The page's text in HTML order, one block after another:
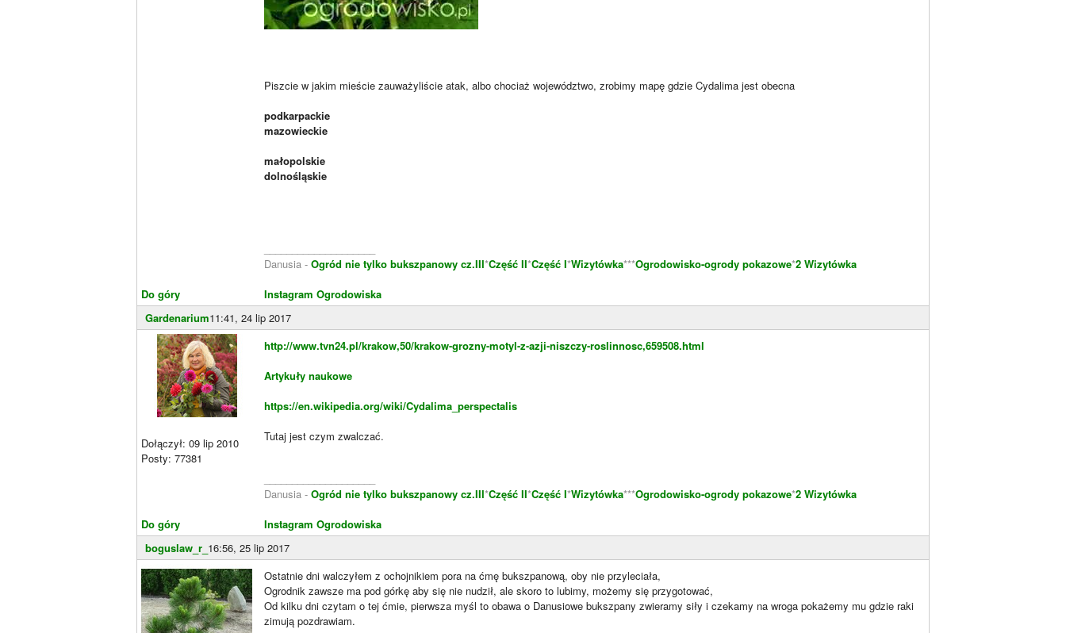
Do góry
Piszcie w jakim mieście zauważyliście atak, albo chociaż województwo, zrobimy mapę gdzie Cydalima jest obecna
podkarpackie
mazowieckie
małopolskie
dolnośląskie
Danusia - Ogród nie tylko bukszpanowy cz.III*Część II*Część I*Wizytówka***Ogrodowisko-ogrody pokazowe*2 Wizytówka
Instagram Ogrodowiska
Gardenarium11:41, 24 lip 2017
Dołączył: 09 lip 2010
Posty: 77381
Do góry
http://www.tvn24.pl/krakow,50/krakow-grozny-motyl-z-azji-niszczy-roslinnosc,659508.html
Artykuły naukowe
https://en.wikipedia.org/wiki/Cydalima_perspectalis
Tutaj jest czym zwalczać.
Danusia - Ogród nie tylko bukszpanowy cz.III*Część II*Część I*Wizytówka***Ogrodowisko-ogrody pokazowe*2 Wizytówka
Instagram Ogrodowiska
boguslaw_r_ 16:56, 25 lip 2017
Ostatnie dni walczyłem z ochojnikiem pora na ćmę bukszpanową, oby nie przyleciała,
Ogrodnik zawsze ma pod górkę aby się nie nudził, ale skoro to lubimy, możemy się przygotować,
Od kilku dni czytam o tej ćmie, pierwsza myśl to obawa o Danusiowe bukszpany zwieramy siły i czekamy na wroga pokażemy mu gdzie raki
zimują pozdrawiam.